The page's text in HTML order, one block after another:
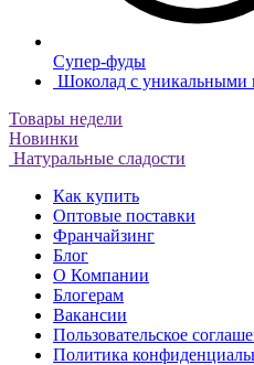
Супер-фуды
Шоколад с уникальными
Товары недели
Новинки
Натуральные сладости
Как купить
Оптовые поставки
Франчайзинг
Блог
О Компании
Блогерам
Вакансии
Пользовательское
Политика